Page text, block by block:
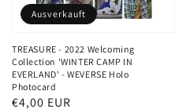
TREASURE - 2022 Welcoming
Collection 'WINTER CAMP IN
EVERLAND' - WEVERSE Holo
Photocard
Normaler
€4,00 EUR
Ausverkauft